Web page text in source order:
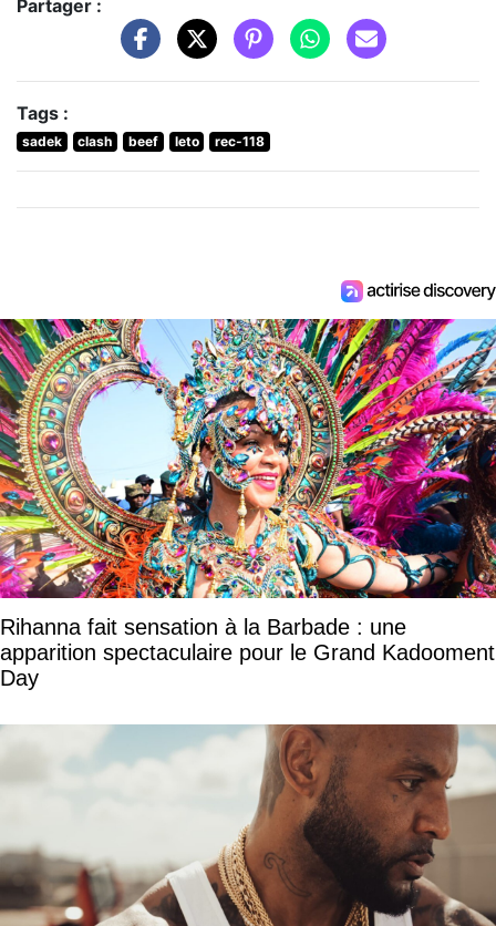
Partager :
Tags :
sadek clash beef leto rec-118
Rihanna fait sensation à la Barbade : une
apparition spectaculaire pour le Grand Kadooment
Day